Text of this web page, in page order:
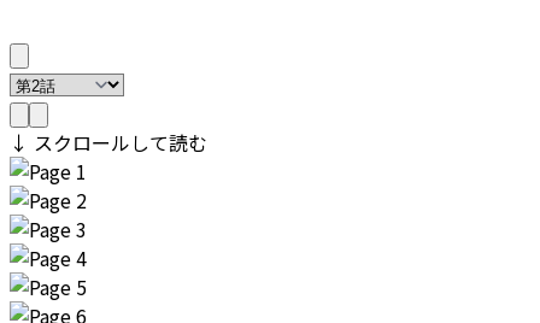
↓ スクロールして読む